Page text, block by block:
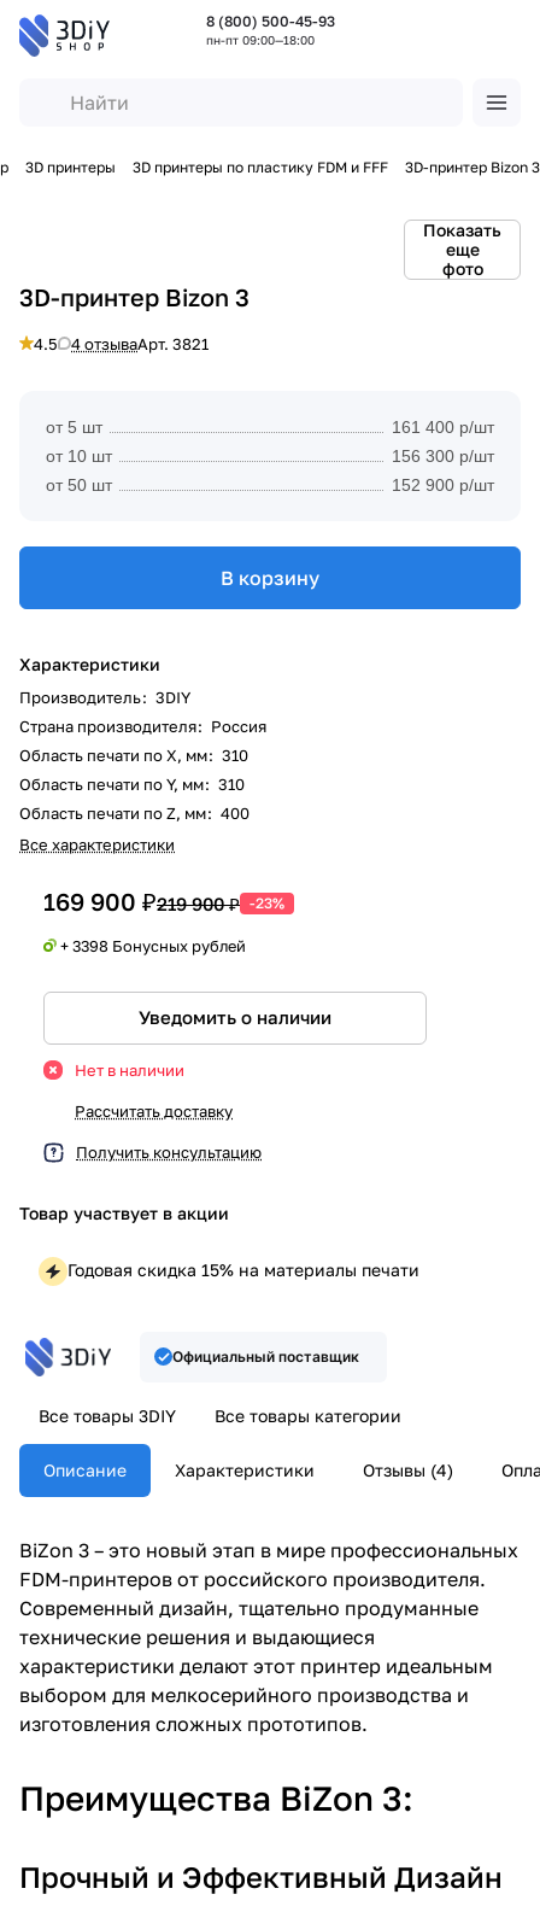
8 (800) 500-45-93
пн-пт 09:00—18:00
3D принтеры 3D принтеры по пластику FDM и FFF 3D-принтер Bizon 3
Показать
еще
фото
3D-принтер Bizon 3
4.5 4 отзываАрт. 3821
от 5 шт
161 400 р/шт
от 10 шт
156 300 р/шт
от 50 шт
152 900 р/шт
В корзину
Характеристики
Производитель: 3DIY
Страна производителя: Россия
Область печати по X, мм: 310
Область печати по Y, мм: 310
Область печати по Z, мм: 400
Все характеристики
169 900 ₽219 900 ₽ -23%
+ 3398 Бонусных рублей
Уведомить о наличии
Нет в наличии
Рассчитать доставку
Получить консультацию
Товар участвует в акции
Годовая скидка 15% на материалы печати
Официальный поставщик
Все товары 3DIY Все товары категории
Описание Характеристики Отзывы (4)
BiZon 3 – это новый этап в мире профессиональных
FDM-принтеров от российского производителя.
Современный дизайн, тщательно продуманные
технические решения и выдающиеся
характеристики делают этот принтер идеальным
выбором для мелкосерийного производства и
изготовления сложных прототипов.
Преимущества BiZon 3:
Прочный и Эффективный Дизайн